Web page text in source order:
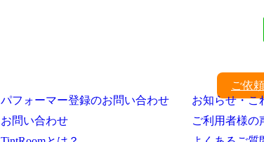
ご依
パフォーマー登録のお問い合わせ
お問い合わせ
お知らせ・こ
ご利用者様の